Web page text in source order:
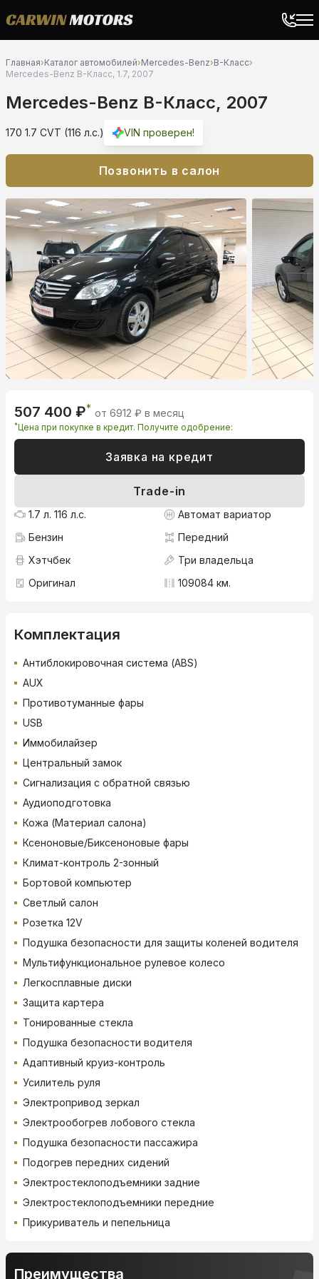
Главная›Каталог автомобилей›Mercedes-Benz›B-Класс›
Mercedes-Benz B-Класс, 1.7, 2007
Mercedes-Benz B-Класс, 2007
170 1.7 CVT (116 л.с.) VIN проверен!
Позвонить в салон
507 400 ₽* от 6912 ₽ в месяц
*Цена при покупке в кредит. Получите одобрение:
Заявка на кредит
Trade-in
1.7 л. 116 л.с.
Автомат вариатор
Бензин
Передний
Хэтчбек
Три владельца
Оригинал
109084 км.
Комплектация
Антиблокировочная система (ABS)
AUX
Противотуманные фары
USB
Иммобилайзер
Центральный замок
Сигнализация с обратной связью
Аудиоподготовка
Кожа (Материал салона)
Ксеноновые/Биксеноновые фары
Климат-контроль 2-зонный
Бортовой компьютер
Светлый салон
Розетка 12V
Подушка безопасности для защиты коленей водителя
Мультифункциональное рулевое колесо
Легкосплавные диски
Защита картера
Тонированные стекла
Подушка безопасности водителя
Адаптивный круиз-контроль
Усилитель руля
Электропривод зеркал
Электрообогрев лобового стекла
Подушка безопасности пассажира
Подогрев передних сидений
Электростеклоподъемники задние
Электростеклоподъемники передние
Прикуриватель и пепельница
Преимущества